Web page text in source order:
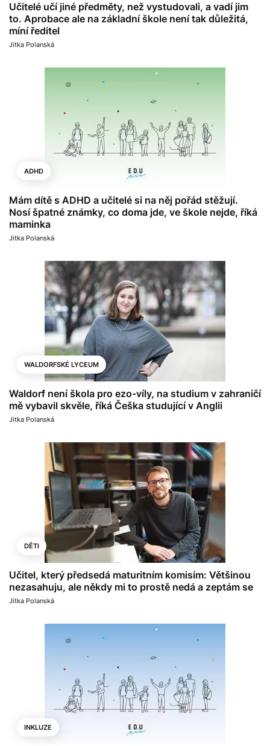
Učitelé učí jiné předměty, než vystudovali, a vadí jim
to. Aprobace ale na základní škole není tak důležitá,
míní ředitel
Jitka Polanská
ADHD
Mám dítě s ADHD a učitelé si na něj pořád stěžují.
Nosí špatné známky, co doma jde, ve škole nejde, říká
maminka
Jitka Polanská
WALDORFSKÉ LYCEUM
Waldorf není škola pro ezo-víly, na studium v zahraničí
mě vybavil skvěle, říká Češka studující v Anglii
Jitka Polanská
DĚTI
Učitel, který předsedá maturitním komisím: Většinou
nezasahuju, ale někdy mi to prostě nedá a zeptám se
Jitka Polanská
INKLUZE